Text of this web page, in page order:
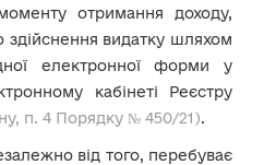
отримання доходу,
видатку шляхом
електронної форми у
кабінеті Реєстру
п. 4 Порядку № 450/21).
від того, перебуває